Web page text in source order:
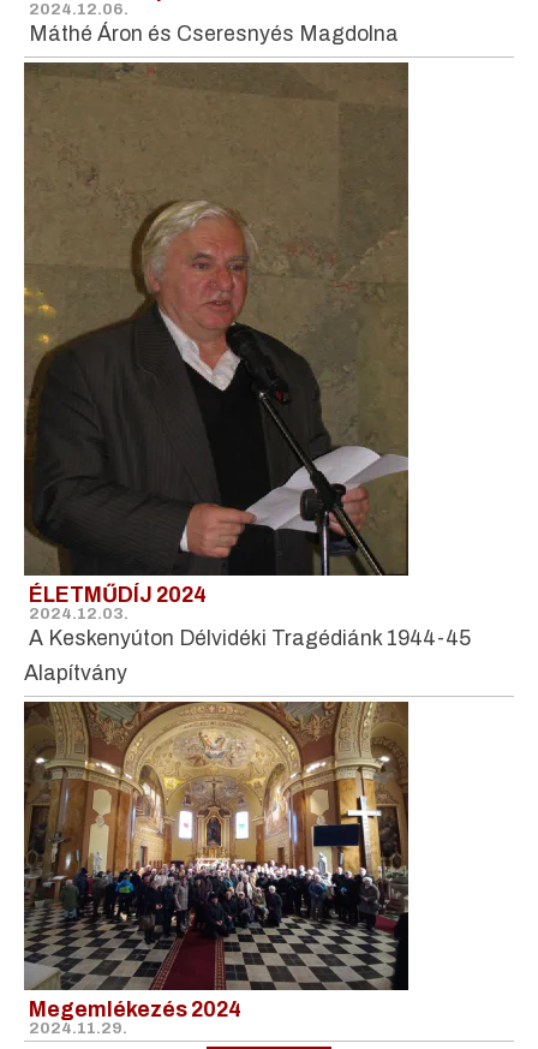
2024.12.06.
Máthé Áron és Cseresnyés Magdolna
ÉLETMŰDÍJ 2024
2024.12.03.
A Keskenyúton Délvidéki Tragédiánk 1944-45
Alapítvány
Megemlékezés 2024
2024.11.29.